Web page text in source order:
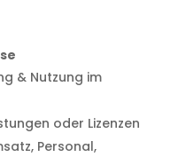
& Nutzung im
oder Lizenzen
Personal,